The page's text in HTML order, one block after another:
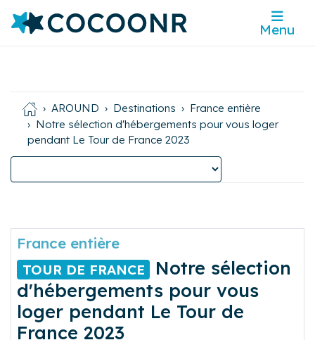
Menu
AROUND Destinations
France entière
Notre sélection d'hébergements pour vous loger
pendant Le Tour de France 2023
France entière
TOUR DE FRANCE
Notre sélection
d'hébergements pour vous
loger pendant Le Tour de
France 2023